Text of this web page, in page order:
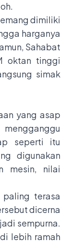
dimiliki
harganya
Sahabat
oktan tinggi
simak
yang asap
seperti itu
digunakan
mesin, nilai
terasa
dicerna
sempurna.
lebih ramah